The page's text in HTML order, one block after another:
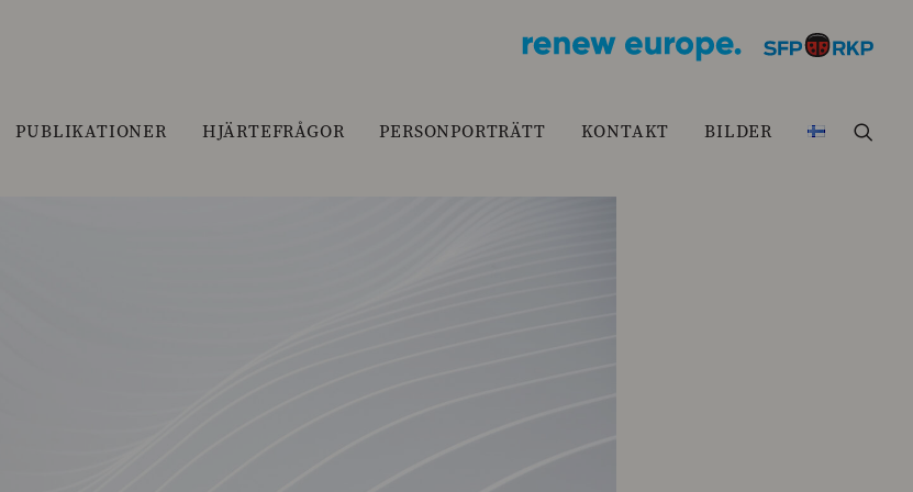
PUBLIKATIONER HJÄRTEFRÅGOR PERSONPORTRÄTT KONTAKT BILDER